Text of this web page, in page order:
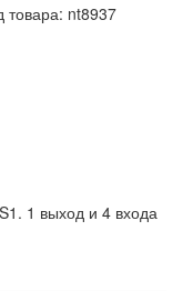
товара: nt8937
1 выход и 4 входа